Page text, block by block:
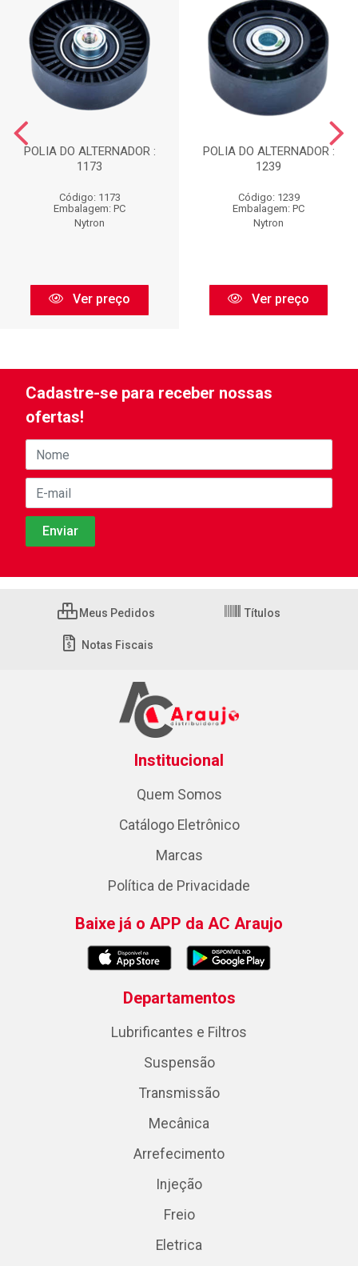
POLIA DO ALTERNADOR :
1173
Código: 1173
Embalagem: PC
Nytron
Ver preço
POLIA DO ALTERNADOR :
1239
Código: 1239
Embalagem: PC
Nytron
Ver preço
Cadastre-se para receber nossas
ofertas!
Meus Pedidos Títulos
Notas Fiscais
Institucional
Quem Somos
Catálogo Eletrônico
Marcas
Política de Privacidade
Baixe já o APP da AC Araujo
Departamentos
Lubrificantes e Filtros
Suspensão
Transmissão
Mecânica
Arrefecimento
Injeção
Freio
Eletrica